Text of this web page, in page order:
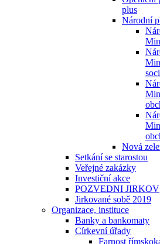
plus
Národní
Nová
Setkání se starostou
Veřejné zakázky
Investiční akce
POZVEDNI JIRKOV
Jirkované sobě 2019
Organizace, instituce
Banky a bankomaty
Církevní úřady
Farnost